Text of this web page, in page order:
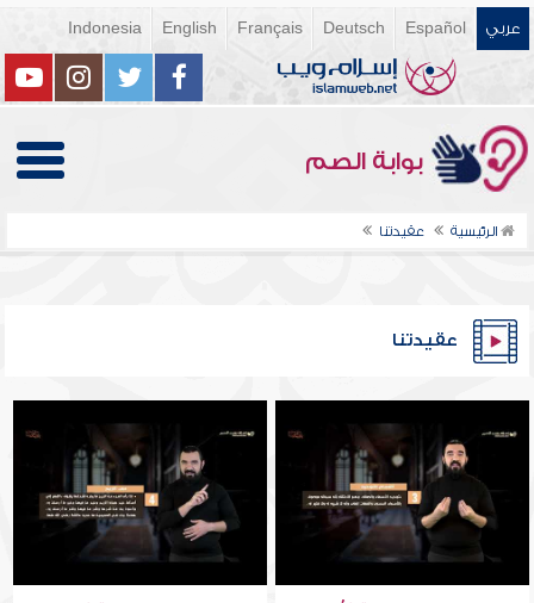
عربي Español
Deutsch
Français
English
Indonesia
بوابة الصم
الرئيسية عقيدتنا
عقيدتنا